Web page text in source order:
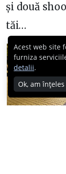
și două
tăi…
Acest web site
furniza
detalii.
Ok, am înțeles